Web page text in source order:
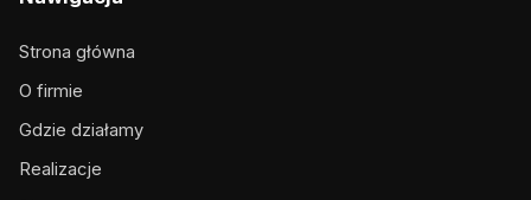
Strona główna
O firmie
Gdzie działamy
Realizacje